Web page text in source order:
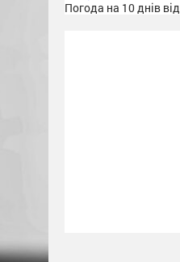
Погода на 10 днів від